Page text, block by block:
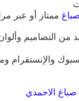
صباغ ممتاز أو عبر
من التصاميم
والإنستقرام
صباغ الاحمدي